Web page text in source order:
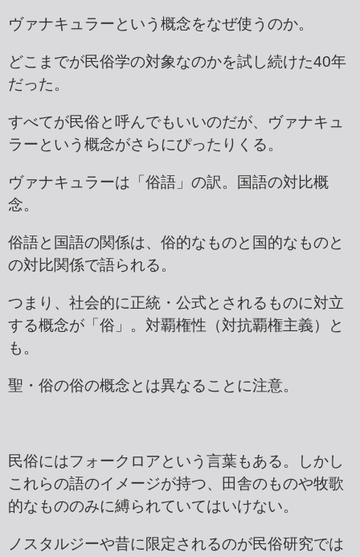
ヴァナキュラーという概念をなぜ使うのか。
どこまでが民俗学の対象なのかを試し続けた40年
だった。
すべてが民俗と呼んでもいいのだが、ヴァナキュ
ラーという概念がさらにぴったりくる。
ヴァナキュラーは「俗語」の訳。国語の対比概
念。
俗語と国語の関係は、俗的なものと国的なものと
の対比関係で語られる。
つまり、社会的に正統・公式とされるものに対立
する概念が「俗」。対覇権性（対抗覇権主義）と
も。
聖・俗の俗の概念とは異なることに注意。
民俗にはフォークロアという言葉もある。しかし
これらの語のイメージが持つ、田舎のものや牧歌
的なもののみに縛られていてはいけない。
ノスタルジーや昔に限定されるのが民俗研究では